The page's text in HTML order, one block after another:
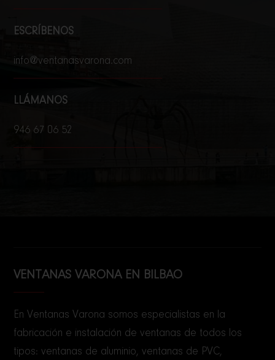
ESCRÍBENOS
info@ventanasvarona.com
LLÁMANOS
946 67 06 52
VENTANAS VARONA EN BILBAO
En Ventanas Varona somos especialistas en la
fabricación e instalación de ventanas de todos los
tipos: ventanas de aluminio, ventanas de PVC,